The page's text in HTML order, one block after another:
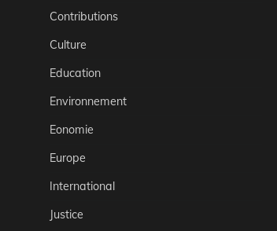
Contributions
Culture
Education
Environnement
Eonomie
Europe
International
Justice